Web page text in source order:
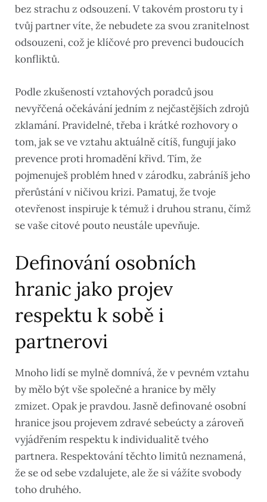
bez strachu z odsouzení. V takovém prostoru ty i
tvůj partner víte, že nebudete za svou zranitelnost
odsouzeni, což je klíčové pro prevenci budoucích
konfliktů.
Podle zkušeností vztahových poradců jsou
nevyřčená očekávání jedním z nejčastějších zdrojů
zklamání. Pravidelné, třeba i krátké rozhovory o
tom, jak se ve vztahu aktuálně cítíš, fungují jako
prevence proti hromadění křivd. Tím, že
pojmenuješ problém hned v zárodku, zabráníš jeho
přerůstání v ničivou krizi. Pamatuj, že tvoje
otevřenost inspiruje k témuž i druhou stranu, čímž
se vaše citové pouto neustále upevňuje.
Definování osobních
hranic jako projev
respektu k sobě i
partnerovi
Mnoho lidí se mylně domnívá, že v pevném vztahu
by mělo být vše společné a hranice by měly
zmizet. Opak je pravdou. Jasně definované osobní
hranice jsou projevem zdravé sebeúcty a zároveň
vyjádřením respektu k individualitě tvého
partnera. Respektování těchto limitů neznamená,
že se od sebe vzdalujete, ale že si vážíte svobody
toho druhého.